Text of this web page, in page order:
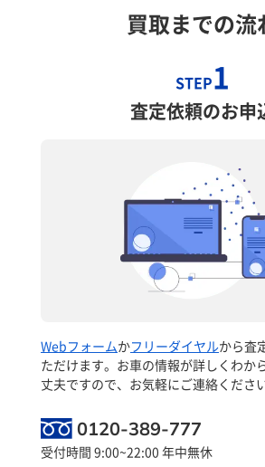
買取までの流
STEP1
査定依頼のお申
Webフォームかフリーダイヤルから査
ただけます。お車の情報が詳しくわか
丈夫ですので、お気軽にご連絡ください
0120-389-777
受付時間 9:00~22:00 年中無休